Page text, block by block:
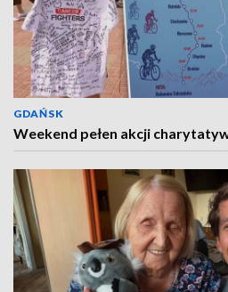
GDAŃSK
Weekend pełen akcji